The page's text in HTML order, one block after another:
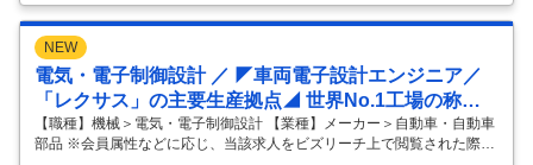
制約を前提とした次世代のモノづくりと人にやさしい工場を目指して推
進しています。 特に現在は、従来のFA・ロボット技術に加え、「Roboti
cs AI（模倣学習・強化学習）」・「デジタルツイン」 といった新たな技
術領域の実用化フェーズに入りつつあります。 人の技能（体覚・判断）
を再現し、製造工程へ実装するための「ロボット×AI」の統…
NEW
電気・電子制御設計 ／ ◤車両電子設計エンジニア／
「レクサス」の主要生産拠点◢ 世界No.1工場の称号
である「プラチナ賞」を通算6回受賞UIJターン歓迎
（各種補助有り）
【職種】機械＞電気・電子制御設計 【業種】メーカー＞自動車・自動車
部品 ※会員属性などに応じ、当該求人をビズリーチ上で閲覧された際に